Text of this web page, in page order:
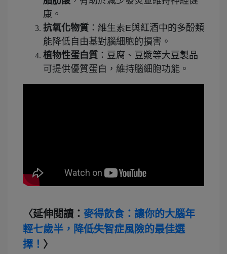
康。
抗氧化物質 ：維生素E與紅酒中的多酚類
能降低自由基對腦細胞的損害。
植物性蛋白質 ：豆腐、豆漿等大豆製品
可提供優質蛋白，維持腦細胞功能。
〈延伸閱讀： 麥得飲食：讓你的大腦年
輕七歲半，降低失智症風險的最佳選
擇！ 〉